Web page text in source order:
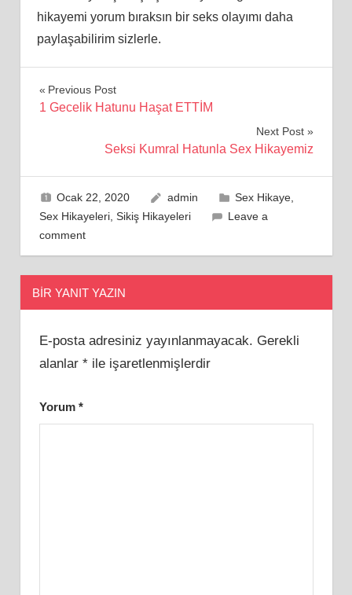
hikayemi yorum bıraksın bir seks olayımı daha
paylaşabilirim sizlerle.
Yazı
Previous Post
1 Gecelik Hatunu Haşat ETTİM
Next Post
Seksi Kumral Hatunla Sex Hikayemiz
Ocak 22, 2020 admin Sex Hikaye
Sex Hikayeleri, Sikiş Hikayeleri
Leave a
comment
BIR YANIT YAZIN
E-posta adresiniz yayınlanmayacak. Gerekli
alanlar *ile işaretlenmişlerdir
Yorum *